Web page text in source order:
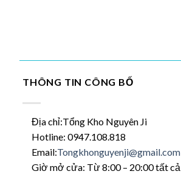
THÔNG TIN CÔNG BỐ
Địa chỉ:Tổng Kho Nguyên Ji
Hotline: 0947.108.818
Email:Tongkhonguyenji@gmail.com
Giờ mở cửa: Từ 8:00 – 20:00 tất cả